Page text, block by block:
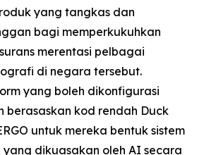
yang tangkas dan
bagi memperkukuhkan
merentasi pelbagai
di negara tersebut.
yang boleh dikonfigurasi
berasaskan kod rendah Duck
untuk mereka bentuk sistem
dikuasakan oleh AI secara